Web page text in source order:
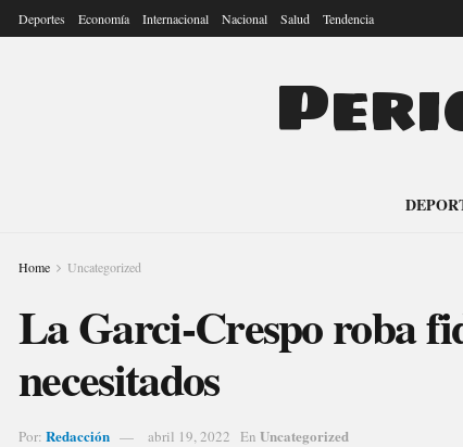
Deportes Economía Internacional Nacional Salud Tendencia
Home Uncategorized
La Garci-Crespo roba
necesitados
Por: Redacción abril 19, 2022 En Uncategorized